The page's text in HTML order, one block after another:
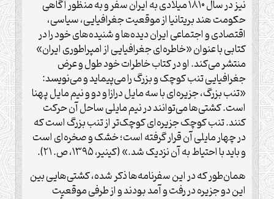
نیز در سال ۱۸۱۰ میلادی به ایران سفر و به منظور آگاهی
حکومت هند بریتانیا از موقعیت جغرافیایی، سیاسی،
اقتصادی و اجتماعی ایران دیده‌ها و شنیده‌های خود را در
کتابی با عنوان «خاطره‌ای جغرافیایی از امپراطوری ایران»
منتشر می‌کند. او در کتاب خاطرات خود طول و عرض
جغرافیایی تنب کوچک و بزرگ را می‌پیماید و می‌نویسد:
«تنب بزرگ، جزیره‌ای با سه مایل درازا و دو و نیم مایل پهنا
است. کشتی‌ها می‌توانند در نیم مایلی ساحل آن حرکت
کنند. تنب کوچک جزیره‌ای کوچک‌تر از تنب بزرگ است که
در چهار مایلی آن قرار گرفته است؛ خشک و صخره‌ای است
و باید با احتیاط به آن نزدیک شد.» (کینیر، ۱۳۹۵، ص. ۲۱).
همان‌طور که در این سفرنامه‌ها ذکر شده، کشتی‌هایی بین
این دو جزیره در رفت و آمد بودند و از طرفی موقعیت